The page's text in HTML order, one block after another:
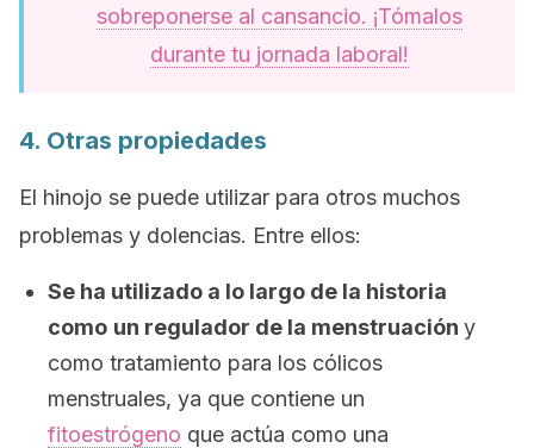
sobreponerse al cansancio. ¡Tómalos
durante tu jornada laboral!
4. Otras propiedades
El hinojo se puede utilizar para otros muchos
problemas y dolencias. Entre ellos:
Se ha utilizado a lo largo de la historia
como un regulador de la menstruación y
como tratamiento para los cólicos
menstruales, ya que contiene un
fitoestrógeno que actúa como una